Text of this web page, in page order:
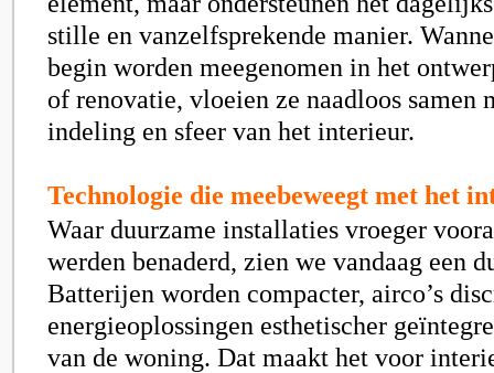
stille en vanzelfsprekende manier.
begin worden meegenomen in het
of renovatie, vloeien ze naadloos samen
indeling en sfeer van het interieur.
Technologie die meebeweegt met het
Waar duurzame installaties vroeger
werden benaderd, zien we vandaag een
Batterijen worden compacter, airco’s
energieoplossingen esthetischer
van de woning. Dat maakt het voor